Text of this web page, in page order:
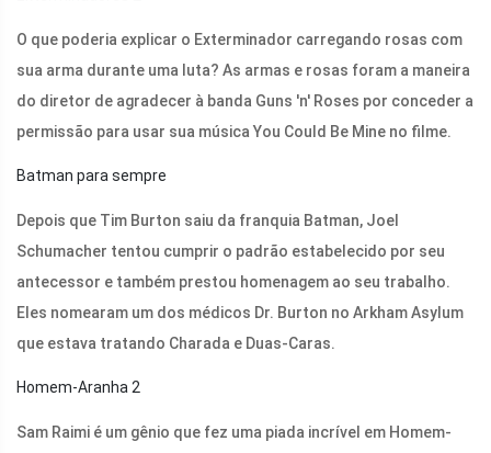
O que poderia explicar o Exterminador carregando rosas com
sua arma durante uma luta? As armas e rosas foram a maneira
do diretor de agradecer à banda Guns 'n' Roses por conceder a
permissão para usar sua música You Could Be Mine no filme.
Batman para sempre
Depois que Tim Burton saiu da franquia Batman, Joel
Schumacher tentou cumprir o padrão estabelecido por seu
antecessor e também prestou homenagem ao seu trabalho.
Eles nomearam um dos médicos Dr. Burton no Arkham Asylum
que estava tratando Charada e Duas-Caras.
Homem-Aranha 2
Sam Raimi é um gênio que fez uma piada incrível em Homem-